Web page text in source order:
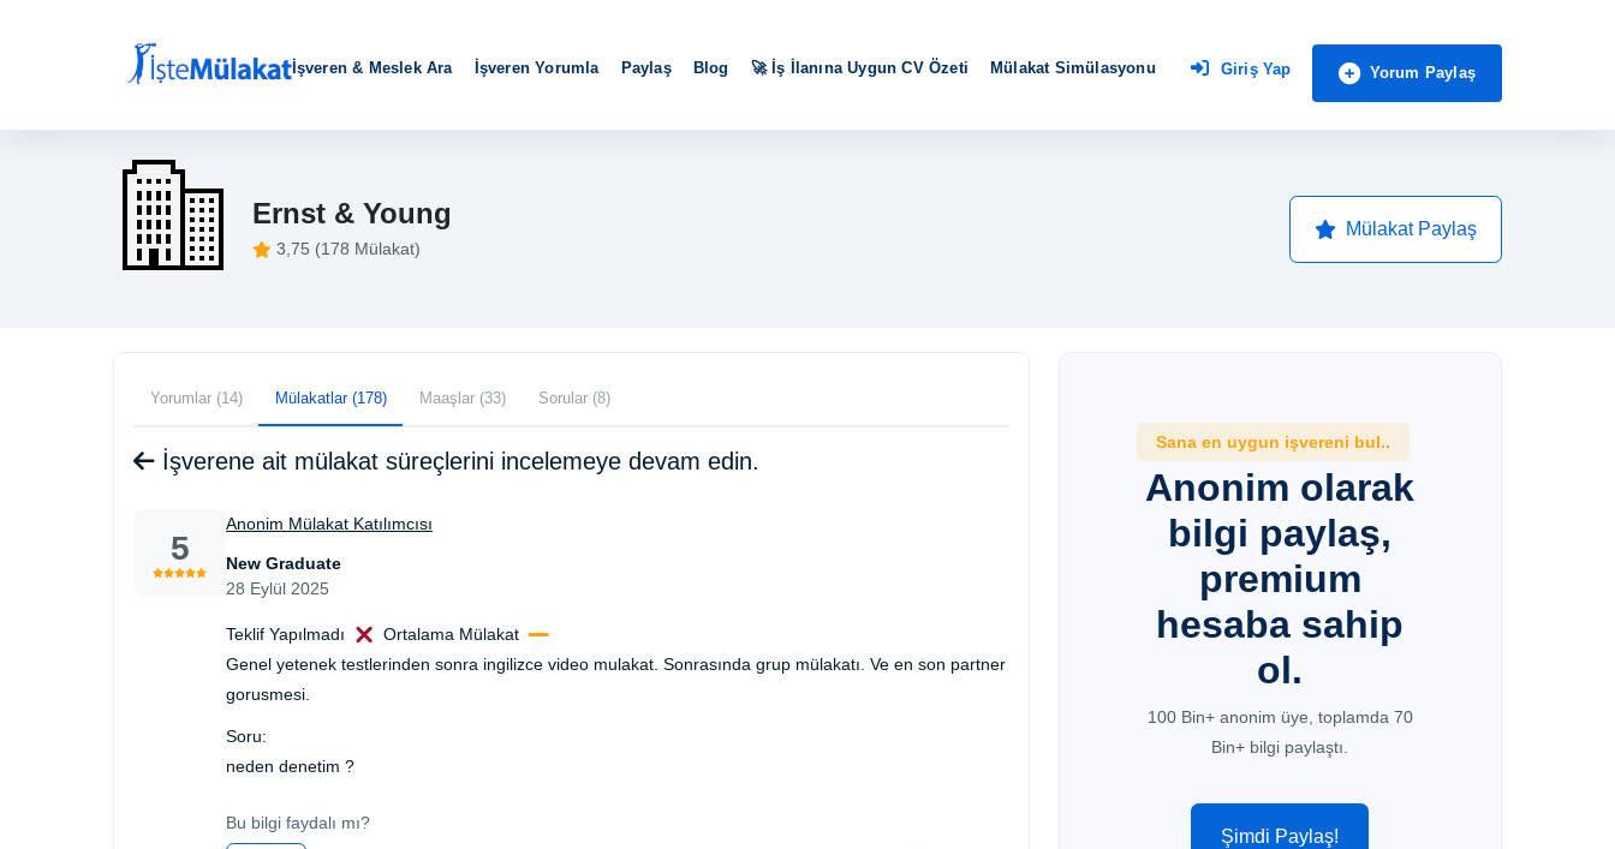
İşveren & Meslek Ara İşveren Yorumla Paylaş Blog 🚀 İş İlanına Uygun CV Özeti Mülakat Simülasyonu Giriş Yap Yorum Paylaş
Ernst & Young
3,75 (178 Mülakat)
Mülakat Paylaş
Yorumlar (14) Mülakatlar (178) Maaşlar (33) Sorular (8)
İşverene ait mülakat süreçlerini incelemeye devam edin.
5
Anonim Mülakat Katılımcısı
New Graduate
28 Eylül 2025
Teklif Yapılmadı
Ortalama Mülakat
Genel yetenek testlerinden sonra ingilizce video mulakat. Sonrasında grup mülakatı. Ve en son partner
gorusmesi.
Soru:
neden denetim ?
Bu bilgi faydalı mı?
Sana en uygun işvereni bul..
Anonim olarak
bilgi paylaş,
premium
hesaba sahip
ol.
100 Bin+ anonim üye, toplamda 70
Bin+ bilgi paylaştı.
Şimdi Paylaş!